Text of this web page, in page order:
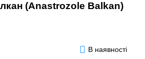
(Anastrozole Balkan)
В наявності